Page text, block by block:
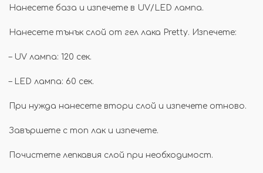
Нанесете база и изпечете в UV/LED лампа.
Нанесете тънък слой от гел лака Pretty. Изпечете:
– UV лампа: 120 сек.
– LED лампа: 60 сек.
При нужда нанесете втори слой и изпечете отново.
Завършете с топ лак и изпечете.
Почистете лепкавия слой при необходимост.